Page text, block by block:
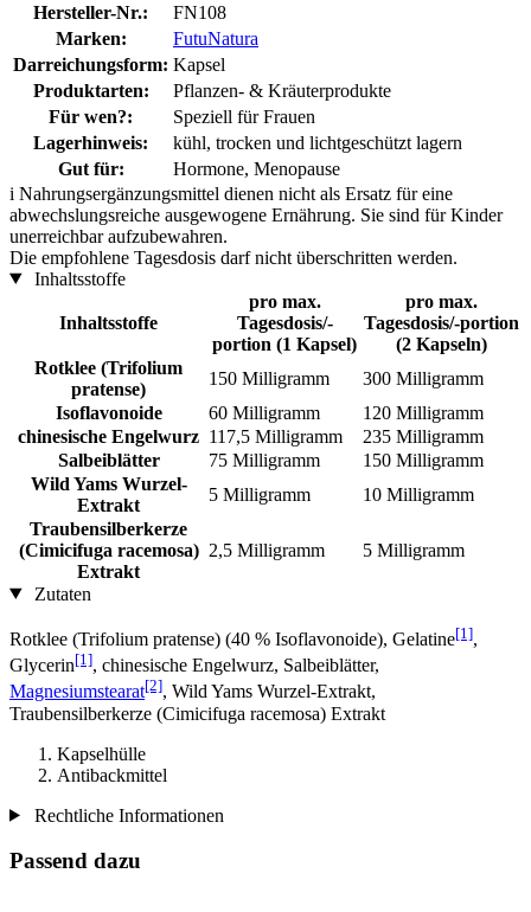
Hersteller-Nr.:
FN108
Marken:
FutuNatura
Darreichungsform: Kapsel
Produktarten:
Pflanzen- & Kräuterprodukte
Für wen?:
Speziell für Frauen
Lagerhinweis:
kühl, trocken und lichtgeschützt lagern
Gut für:
Hormone, Menopause
i Nahrungsergänzungsmittel dienen nicht als Ersatz für eine
abwechslungsreiche ausgewogene Ernährung. Sie sind für Kinder
unerreichbar aufzubewahren.
Die empfohlene Tagesdosis darf nicht überschritten werden.
Inhaltsstoffe
Inhaltsstoffe
pro max.
Tagesdosis/-
portion (1 Kapsel)
pro max.
Tagesdosis/-portion
(2 Kapseln)
Rotklee (Trifolium
pratense)
150 Milligramm
300 Milligramm
Isoflavonoide
60 Milligramm
120 Milligramm
chinesische Engelwurz 117,5 Milligramm
235 Milligramm
Salbeiblätter
75 Milligramm
150 Milligramm
Wild Yams Wurzel-
Extrakt
5 Milligramm
10 Milligramm
Traubensilberkerze
(Cimicifuga racemosa)
Extrakt
2,5 Milligramm 5 Milligramm
Zutaten
Rotklee (Trifolium pratense) (40 % Isoflavonoide), Gelatine[1],
Glycerin[1], chinesische Engelwurz, Salbeiblätter,
Magnesiumstearat[2], Wild Yams Wurzel-Extrakt,
Traubensilberkerze (Cimicifuga racemosa) Extrakt
Kapselhülle
Antibackmittel
Rechtliche Informationen
Passend dazu